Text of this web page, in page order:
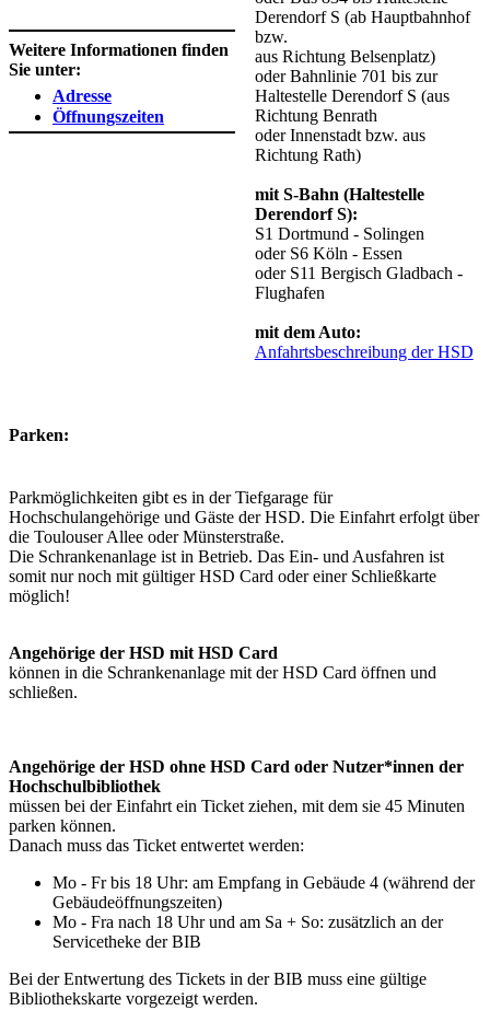
Weitere Informationen finden
Sie unter:
Adresse
Öffnungszeiten
Derendorf S (ab Hauptbahnhof
bzw.
aus Richtung Belsenplatz)
oder Bahnlinie 701 bis zur
Haltestelle Derendorf S (aus
Richtung Benrath
oder Innenstadt bzw. aus
Richtung Rath)
mit S-Bahn (Haltestelle
Derendorf S):
S1 Dortmund - Solingen
oder S6 Köln - Essen
oder S11 Bergisch Gladbach -
Flughafen
mit dem Auto:
Anfahrtsbeschreibung der HSD
​Parken:​​
Parkmöglichkeiten gibt es in der Tiefgarage für
Hochschulangehörige und Gäste der HSD. Die Einfahrt erfolgt über
die Toulouser Allee oder Münsterstraße.
Die Schrankenanlage ist in Betrieb. Das Ein- und Ausfahren ist
somit nur noch mit gültiger HSD Card oder einer Schließkarte
möglich!
Angehörige der HSD mit HSD Card
können in die Schrankenanlage mit der HSD Card öffnen und
schließen.
Angehörige der HSD ohne HSD Card oder Nutzer*innen der
Hochschulbibliothek
müssen bei der Einfahrt ein Ticket ziehen, mit dem sie 45 Minuten
parken können.
Danach muss das Ticket entwertet werden:
Mo - Fr bis 18 Uhr: am Empfang in Gebäude 4 (während der
Gebäudeöffnungszeiten)
Mo - Fra nach 18 Uhr und am Sa + So: zusätzlich an der
Servicetheke der BIB
Bei der Entwertung des Tickets in der BIB muss eine gültige
Bibliothekskarte vorgezeigt werden.